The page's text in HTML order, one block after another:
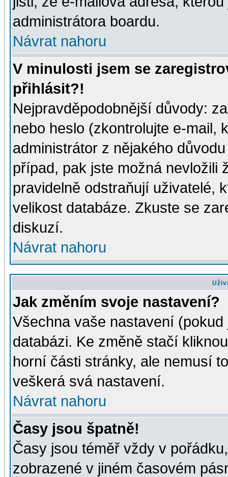
administrátora boardu.
Návrat nahoru
V minulosti jsem se
přihlásit?!
Nejpravděpodobnější důvody:
nebo heslo (zkontrolujte e-mail,
administrátor z nějakého
případ, pak jste možná nevložili
pravidelně odstraňují uživatelé,
velikost databáze. Zkuste se
diskuzí.
Návrat nahoru
Jak změním svoje nastavení?
Všechna vaše nastavení
databázi. Ke změně stačí
horní části stránky, ale nemusí
veškerá svá nastavení.
Návrat nahoru
Časy jsou špatně!
Časy jsou téměř vždy v
zobrazené v jiném časovém